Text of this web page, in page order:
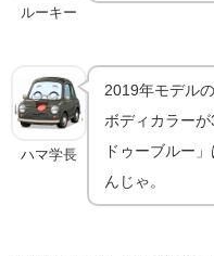
ルーキー
ハマ学長
2019年モデル
ボディカラー
ドゥーブルー
んじゃ。